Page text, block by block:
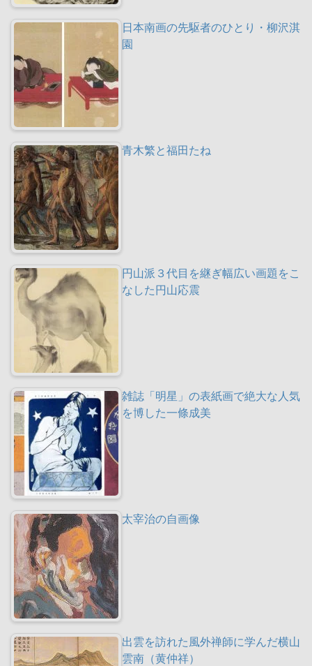
日本南画の先駆者のひとり・柳沢淇
園
青木繁と福田たね
円山派３代目を継ぎ幅広い画題をこ
なした円山応震
雑誌「明星」の表紙画で絶大な人気
を博した一條成美
太宰治の自画像
出雲を訪れた風外禅師に学んだ横山
雲南（黄仲祥）